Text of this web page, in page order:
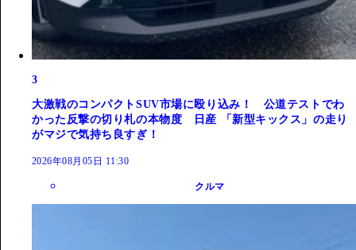
3
大激戦のコンパクトSUV市場に殴り込み！ 公道テストでわ
かった反撃の切り札の本物度 日産 「新型キックス」の走り
がマジで気持ち良すぎ！
2026年08月05日 11:30
クルマ